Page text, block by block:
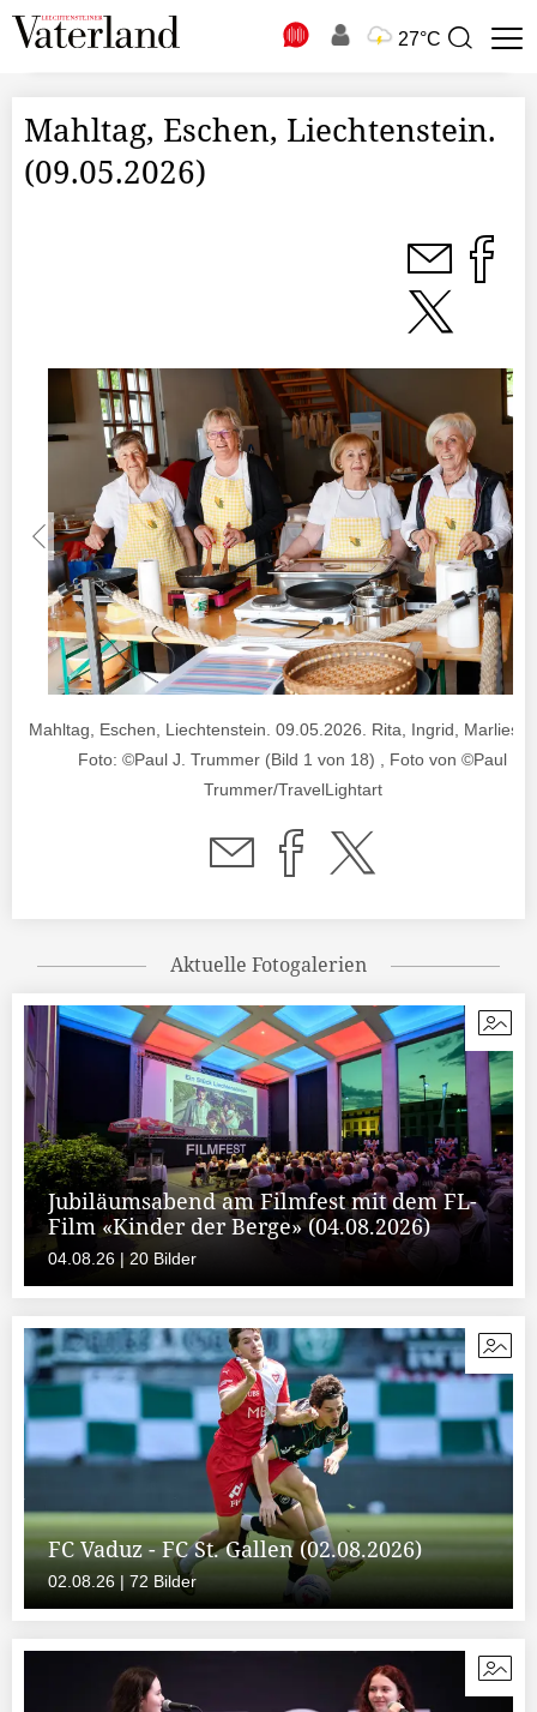
27°C
Suchbegriff
Mahltag, Eschen, Liechtenstein.
(09.05.2026)
Mahltag, Eschen, Liechtenstein. 09.05.2026. Rita, Ingrid, Marlies,
Foto: ©Paul J. Trummer (Bild 1 von 18) , Foto von ©Paul
Trummer/TravelLightart
Aktuelle Fotogalerien
Jubiläumsabend am Filmfest mit dem FL-
Film «Kinder der Berge» (04.08.2026)
04.08.26 | 20 Bilder
FC Vaduz - FC St. Gallen (02.08.2026)
02.08.26 | 72 Bilder